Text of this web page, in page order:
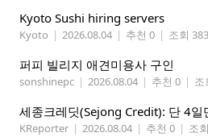
Kyoto Sushi hiring servers
Kyoto | 2026.08.04 | 추천 0 | 조회 383
퍼피 빌리지 애견미용사 구인
sonshinepc | 2026.08.04 | 추천 0 | 조
세종크레딧(Sejong Credit): 단 4일
KReporter | 2026.08.04 | 추천 0 | 조